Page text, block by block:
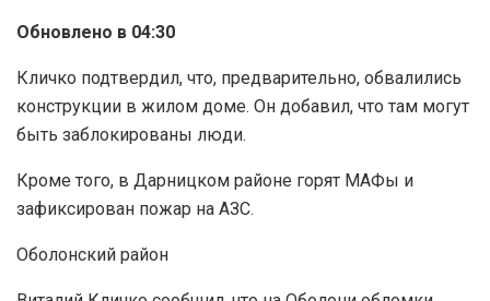
Обновлено в 04:30
Кличко подтвердил, что, предварительно, обвалились
конструкции в жилом доме. Он добавил, что там могут
быть заблокированы люди.
Кроме того, в Дарницком районе горят МАФы и
зафиксирован пожар на АЗС.
Оболонский район